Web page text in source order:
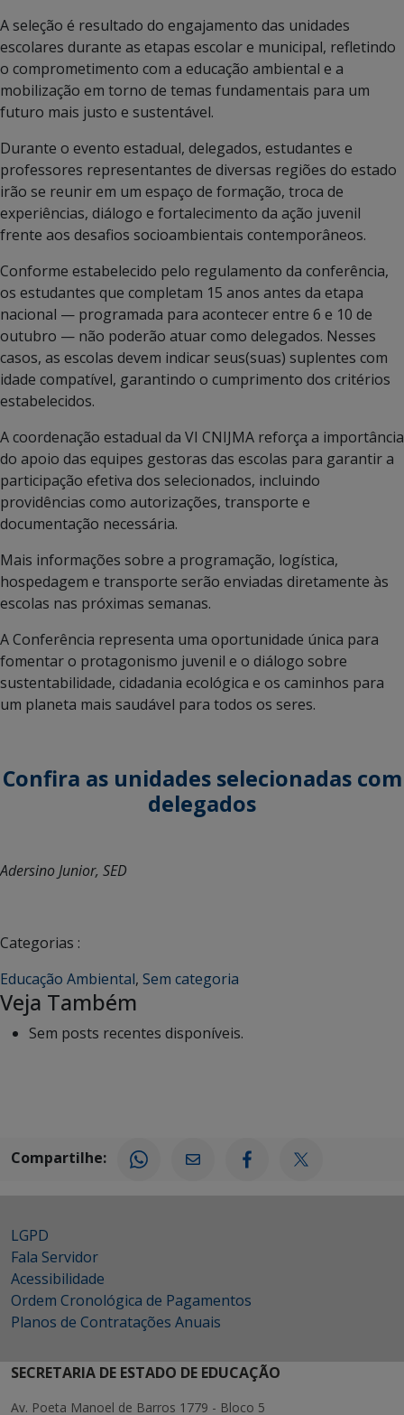
A seleção é resultado do engajamento das unidades
escolares durante as etapas escolar e municipal, refletindo
o comprometimento com a educação ambiental e a
mobilização em torno de temas fundamentais para um
futuro mais justo e sustentável.
Durante o evento estadual, delegados, estudantes e
professores representantes de diversas regiões do estado
irão se reunir em um espaço de formação, troca de
experiências, diálogo e fortalecimento da ação juvenil
frente aos desafios socioambientais contemporâneos.
Conforme estabelecido pelo regulamento da conferência,
os estudantes que completam 15 anos antes da etapa
nacional — programada para acontecer entre 6 e 10 de
outubro — não poderão atuar como delegados. Nesses
casos, as escolas devem indicar seus(suas) suplentes com
idade compatível, garantindo o cumprimento dos critérios
estabelecidos.
A coordenação estadual da VI CNIJMA reforça a importância
do apoio das equipes gestoras das escolas para garantir a
participação efetiva dos selecionados, incluindo
providências como autorizações, transporte e
documentação necessária.
Mais informações sobre a programação, logística,
hospedagem e transporte serão enviadas diretamente às
escolas nas próximas semanas.
A Conferência representa uma oportunidade única para
fomentar o protagonismo juvenil e o diálogo sobre
sustentabilidade, cidadania ecológica e os caminhos para
um planeta mais saudável para todos os seres.
Confira as unidades selecionadas com
delegados
Adersino Junior, SED
Categorias :
Educação Ambiental, Sem categoria
Veja Também
Sem posts recentes disponíveis.
Compartilhe:
LGPD
Fala Servidor
Acessibilidade
Ordem Cronológica de Pagamentos
Planos de Contratações Anuais
SECRETARIA DE ESTADO DE EDUCAÇÃO
Av. Poeta Manoel de Barros 1779 - Bloco 5